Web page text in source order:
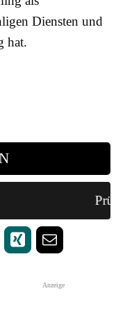
Diensten und
hat.
Anzeige